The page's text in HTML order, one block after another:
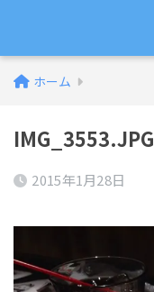
ホーム
IMG_3553.JPG
2015年1月28日